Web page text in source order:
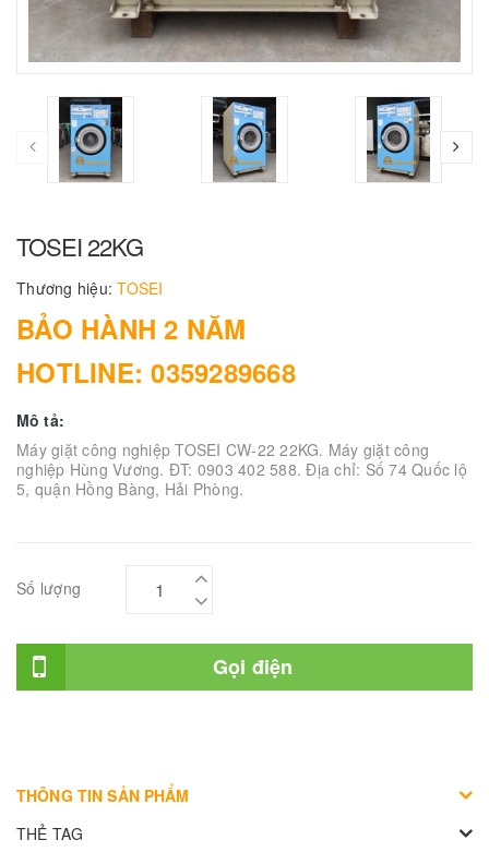
TOSEI 22KG
Thương hiệu: TOSEI
BẢO HÀNH 2 NĂM
HOTLINE: 0359289668
Mô tả:
Máy giặt công nghiệp TOSEI CW-22 22KG. Máy giặt công
nghiệp Hùng Vương. ĐT: 0903 402 588. Địa chỉ: Số 74 Quốc lộ
5, quận Hồng Bàng, Hải Phòng.
Số lượng
Gọi điện
THÔNG TIN SẢN PHẨM
THẺ TAG